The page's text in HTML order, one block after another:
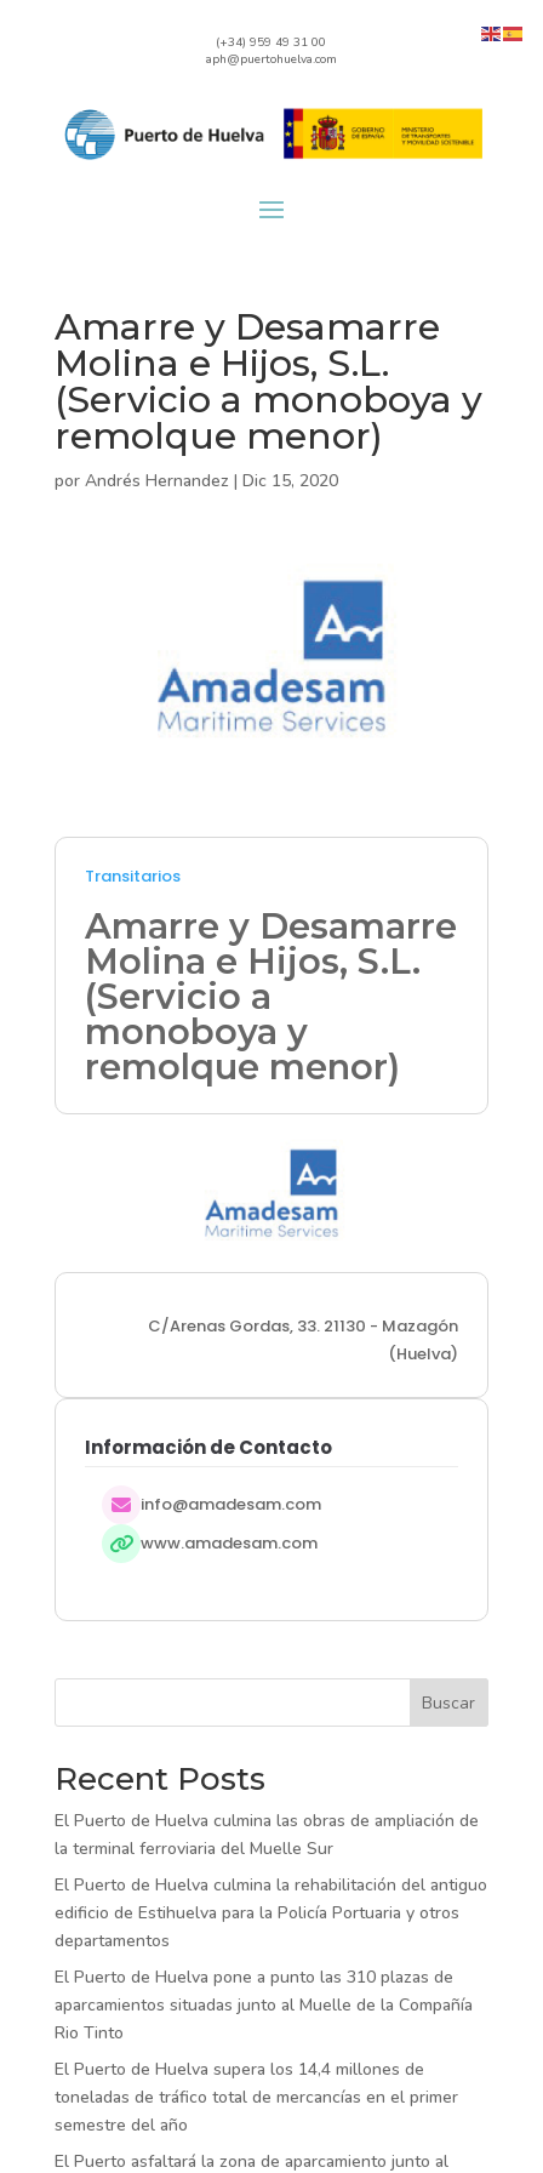
(+34) 959 49 31 00
aph@puertohuelva.com
Amarre y Desamarre
Molina e Hijos, S.L.
(Servicio a monoboya y
remolque menor)
por Andrés Hernandez | Dic 15, 2020
Transitarios
Amarre y Desamarre
Molina e Hijos, S.L.
(Servicio a
monoboya y
remolque menor)
C/Arenas Gordas, 33. 21130 - Mazagón
(Huelva)
Información de Contacto
info@amadesam.com
www.amadesam.com
Buscar
Recent Posts
El Puerto de Huelva culmina las obras de ampliación de
la terminal ferroviaria del Muelle Sur
El Puerto de Huelva culmina la rehabilitación del antiguo
edificio de Estihuelva para la Policía Portuaria y otros
departamentos
El Puerto de Huelva pone a punto las 310 plazas de
aparcamientos situadas junto al Muelle de la Compañía
Rio Tinto
El Puerto de Huelva supera los 14,4 millones de
toneladas de tráfico total de mercancías en el primer
semestre del año
El Puerto asfaltará la zona de aparcamiento junto al